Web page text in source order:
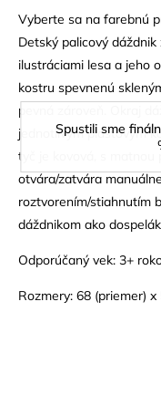
Spustili sme
Vyberte sa na farebnú
Detský palicový
ilustráciami lesa a jeho
kostru spevnenú
pevná zároveň. Okraj
jednotlivým plastovým
tyč je kovová, s matnou
otvára/zatvára
roztvorením/stiahnutím
dáždnikom ako
Odporúčaný vek: 3+
Rozmery: 68 (priemer) x